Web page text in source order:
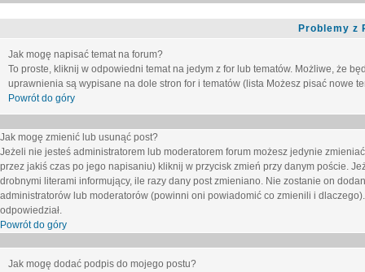
Problemy z
Jak mogę napisać temat na forum?
To proste, kliknij w odpowiedni temat na jedym z for lub tematów. Możliwe, że
uprawnienia są wypisane na dole stron for i tematów (lista Możesz pisać nowe
Powrót do góry
Jak mogę zmienić lub usunąć post?
Jeżeli nie jesteś administratorem lub moderatorem forum możesz jedynie
przez jakiś czas po jego napisaniu) kliknij w przycisk zmień przy danym poście.
drobnymi literami informujący, ile razy dany post zmieniano. Nie zostanie on
administratorów lub moderatorów (powinni oni powiadomić co zmienili i
odpowiedział.
Powrót do góry
Jak mogę dodać podpis do mojego postu?